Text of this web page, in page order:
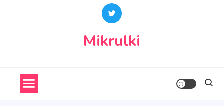
Mikrulki